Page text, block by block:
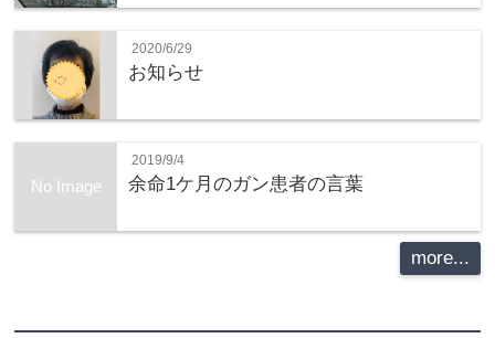
2020/6/29
お知らせ
No Image
2019/9/4
余命1ケ月のガン患者の言葉
more...